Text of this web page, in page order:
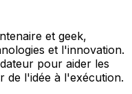
et geek,
et l'innovation.
pour aider les
de l'idée à l'exécution.